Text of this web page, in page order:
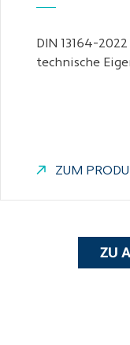
DIN 13164-
technische
ZUM
ZU